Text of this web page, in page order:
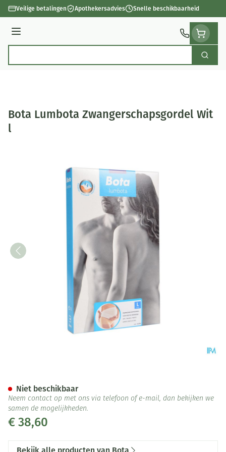
Ga naar de inhoud
Veilige betalingen Apothekersadvies Snelle beschikbaarheid
Menu
Zoek
Bota Lumbota Zwangerschapsgordel Wit
l
€ 38,60
Niet beschikbaar
Neem contact op met ons via telefoon of e-mail, dan bekijken we
samen de mogelijkheden.